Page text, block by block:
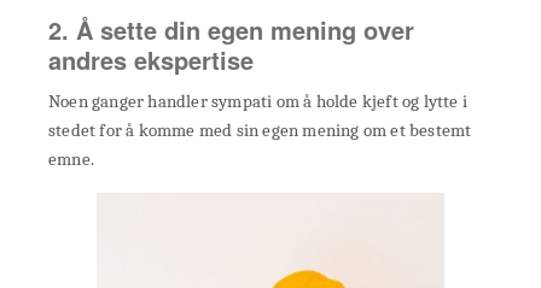
2. Å sette din egen mening over
andres ekspertise
Noen ganger handler sympati om å holde kjeft og lytte i
stedet for å komme med sin egen mening om et bestemt
emne.